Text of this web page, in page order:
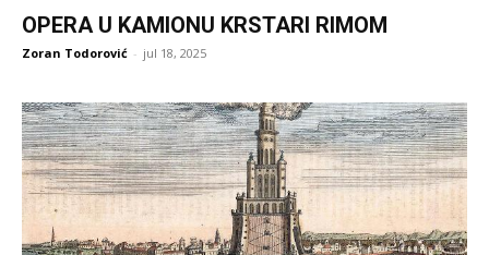
OPERA U KAMIONU KRSTARI RIMOM
Zoran Todorović - jul 18, 2025